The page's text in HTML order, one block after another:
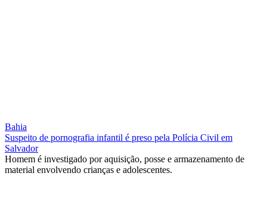
Bahia
Suspeito de pornografia infantil é preso pela Polícia Civil em
Salvador
Homem é investigado por aquisição, posse e armazenamento de
material envolvendo crianças e adolescentes.